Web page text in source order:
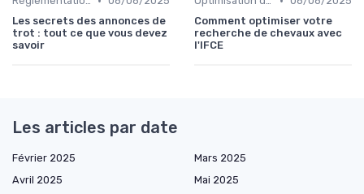
Les secrets des annonces de
trot : tout ce que vous devez
savoir
Comment optimiser votre
recherche de chevaux avec
l'IFCE
Les articles par date
Février 2025
Mars 2025
Avril 2025
Mai 2025